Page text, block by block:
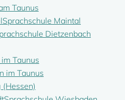
Taunus
Sprachschule Maintal
Dietzenbach
Taunus
im Taunus
(Hessen)